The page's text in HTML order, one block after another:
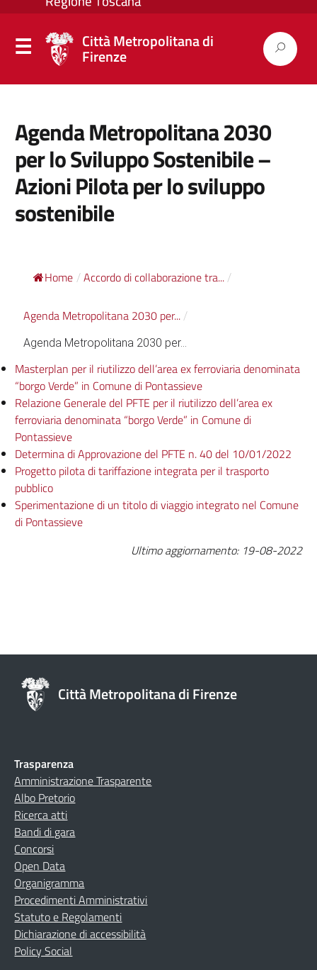
Città Metropolitana di
Firenze
Agenda Metropolitana 2030
per lo Sviluppo Sostenibile –
Azioni Pilota per lo sviluppo
sostenibile
Home / Accordo di collaborazione tra... /
Agenda Metropolitana 2030 per... /
Agenda Metropolitana 2030 per...
Masterplan per il riutilizzo dell’area ex ferroviaria denominata
“borgo Verde” in Comune di Pontassieve
Relazione Generale del PFTE per il riutilizzo dell’area ex
ferroviaria denominata “borgo Verde” in Comune di
Pontassieve
Determina di Approvazione del PFTE n. 40 del 10/01/2022
Progetto pilota di tariffazione integrata per il trasporto
pubblico
Sperimentazione di un titolo di viaggio integrato nel Comune
di Pontassieve
Ultimo aggiornamento: 19-08-2022
Città Metropolitana di Firenze
Trasparenza
Amministrazione Trasparente
Albo Pretorio
Ricerca atti
Bandi di gara
Concorsi
Open Data
Organigramma
Procedimenti Amministrativi
Statuto e Regolamenti
Dichiarazione di accessibilità
Policy Social